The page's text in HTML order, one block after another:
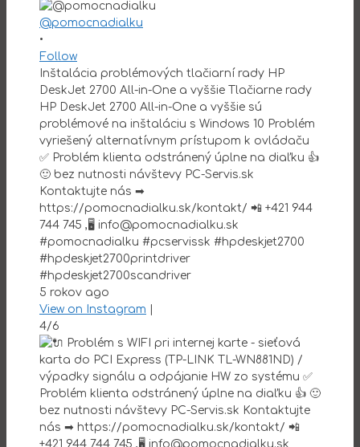
@pomocnadialku
•
Follow
Inštalácia problémových tlačiarní rady HP
DeskJet 2700 All-in-One a vyššie Tlačiarne rady
HP DeskJet 2700 All-in-One a vyššie sú
problémové na inštaláciu s Windows 10 Problém
vyriešený alternatívnym prístupom k ovládaču
✅ Problém klienta odstránený úplne na diaľku 👍
🙂 bez nutnosti návštevy PC-Servis.sk
Kontaktujte nás ➡
https://pomocnadialku.sk/kontakt/ 📲 +421 944
744 745 ,🖥 info@pomocnadialku.sk
#pomocnadialku #pcservissk #hpdeskjet2700
#hpdeskjet2700printdriver
#hpdeskjet2700scandriver
5 rokov ago
View on Instagram |
4/6